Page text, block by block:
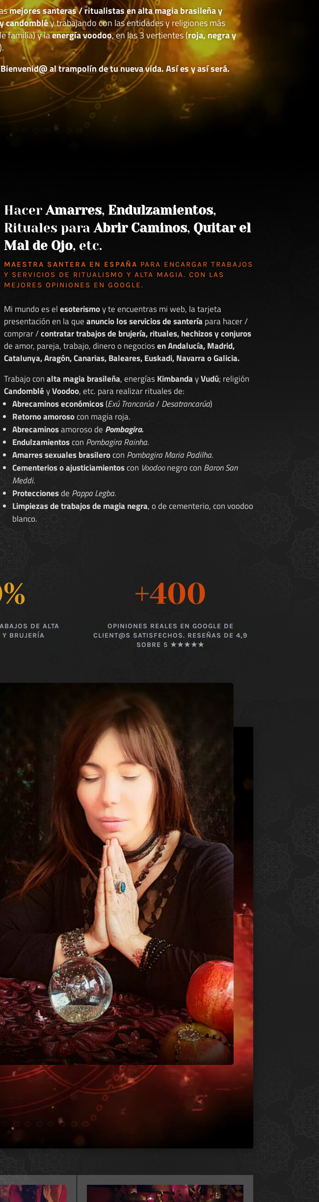
mejores santeras / ritualistas en alta magia brasileña y
candombléy trabajando con las entidades y religiones más
familia) y laenergía voodoo, en las 3 vertientes (roja, negra y
al trampolín de tu nueva vida. Así es y así será.
HacerAmarres, Endulzamientos,
Rituales paraAbrir Caminos, Quitar el
Mal de Ojo, etc.
MAESTRA SANTERA EN ESPAÑA PARA ENCARGAR TRABAJOS
Y SERVICIOS DE RITUALISMO Y ALTA MAGIA. CON LAS
MEJORES OPINIONES EN GOOGLE.
Mi mundo es elesoterismoy te encuentras mi web, la tarjeta
presentación en la queanuncio los servicios de santería para hacer /
comprar /contratar trabajos de brujería, rituales, hechizos y conjuros
de amor, pareja, trabajo, dinero o negociosen Andalucía, Madrid,
Catalunya, Aragón, Canarias, Baleares, Euskadi, Navarra o Galicia.
Trabajo conalta magia brasileña, energíasKimbandayVudú; religión
CandombléyVoodoo, etc. para realizar rituales de:
Abrecaminos económicos(Exú Trancarúa/Desatrancarúa)
Retorno amorosocon magia roja.
Abrecaminosamoroso de Pombagira.
Endulzamientoscon Pombagira Rainha.
Amarres sexuales brasilerocon Pombagira Maria Padilha.
Cementerios o ajusticiamientoscon Voodoonegro con Baron San
Meddi.
Proteccionesde Pappa Legba.
Limpiezas de trabajos de magia negra, o de cementerio, con voodoo
blanco.
%
DE ALTA
BRUJERÍA
+400
OPINIONES REALES EN GOOGLE DE
CLIENT@S SATISFECHOS. RESEÑAS DE 4,9
SOBRE 5 ★★★★★